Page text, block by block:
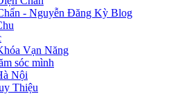
- Nguyễn Đăng Kỳ Blog
Vạn Năng
sóc mình
Nội
Thiệu